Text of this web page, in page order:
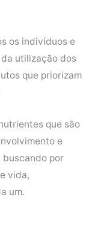
os indivíduos e
utilização dos
que priorizam
que são
e
buscando por
vida,
um.